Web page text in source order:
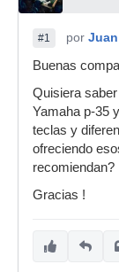
#1 por
Buenas
Quisiera
Yamaha p-35
teclas y
ofreciendo
recomiendan?
Gracias !